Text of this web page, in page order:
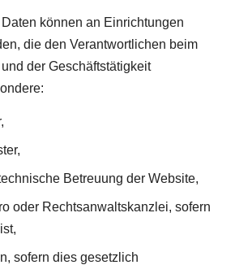
können an Einrichtungen
die den Verantwortlichen beim
der Geschäftstätigkeit
Betreuung der Website,
oder Rechtsanwaltskanzlei, sofern
sofern dies gesetzlich